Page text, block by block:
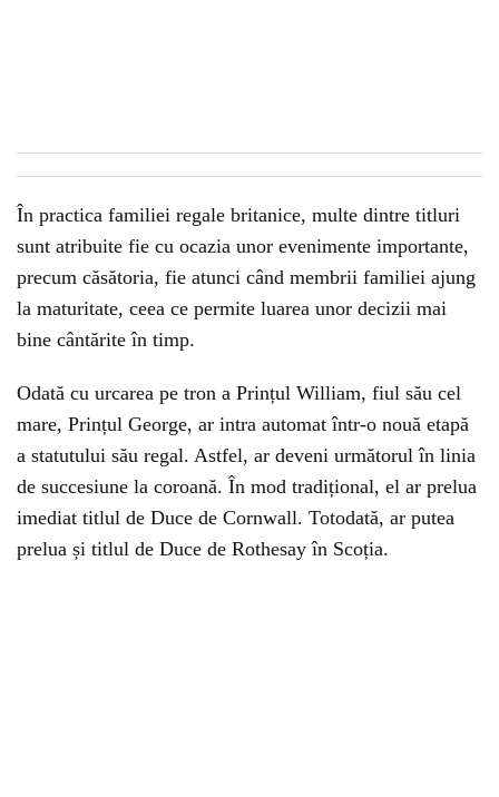
În practica familiei regale britanice, multe dintre titluri
sunt atribuite fie cu ocazia unor evenimente importante,
precum căsătoria, fie atunci când membrii familiei ajung
la maturitate, ceea ce permite luarea unor decizii mai
bine cântărite în timp.
Odată cu urcarea pe tron a Prințul William, fiul său cel
mare, Prințul George, ar intra automat într-o nouă etapă
a statutului său regal. Astfel, ar deveni următorul în linia
de succesiune la coroană. În mod tradițional, el ar prelua
imediat titlul de Duce de Cornwall. Totodată, ar putea
prelua și titlul de Duce de Rothesay în Scoția.